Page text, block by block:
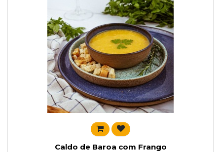
Caldo de Baroa com Frango